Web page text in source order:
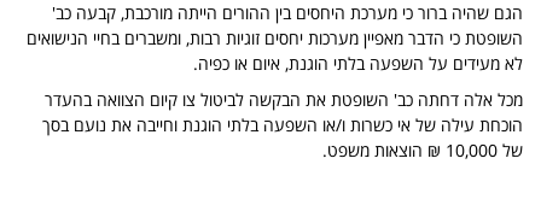
הגם שהיה ברור כי מערכת היחסים בין ההורים הייתה מורכבת, קבעה כב'
השופטת כי הדבר מאפיין מערכות יחסים זוגיות רבות, ומשברים בחיי הנישואים
לא מעידים על השפעה בלתי הוגנת, איום או כפיה.
מכל אלה דחתה כב' השופטת את הבקשה לביטול צו קיום הצוואה בהעדר
הוכחת עילה של אי כשרות ו/או השפעה בלתי הוגנת וחייבה את נועם בסך
של 10,000 ₪ הוצאות משפט.